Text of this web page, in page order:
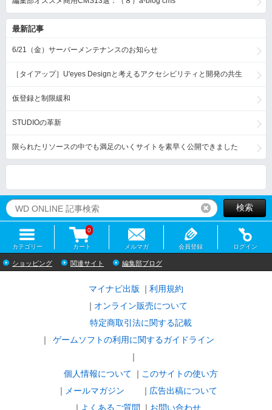
最新記事
6/21（金）サーバーメンテナンスのお知らせ
［タイアップ］U'eyes Designと考えるアクセシビリティと開発の共生
仮登録と制限緩和
STUDIOの革新
限られたリソースの中でも満足のいくサイトを素早く公開できました
リセット検索
カテゴリー カート
0
メルマガ 会員登録 ログイン
ショッピング 関連サイト 編集部ブログ
マイナビ出版
利用規約
オンライン販売について
特定商取引法に関する記載
ゲームソフトの利用に関するガイドライン
｜
個人情報について
このサイトの使い方
メールマガジン
広告出稿について
よくあるご質問
お問い合わせ